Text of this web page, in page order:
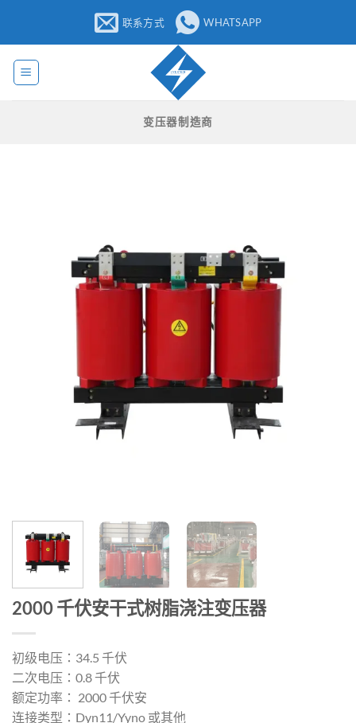
内
联系方式 WHATSAPP
变压器制造商
2000 千伏安干式树脂浇注变压器
初级电压：34.5 千伏
二次电压：0.8 千伏
额定功率： 2000 千伏安
连接类型：Dyn11/Yyno 或其他